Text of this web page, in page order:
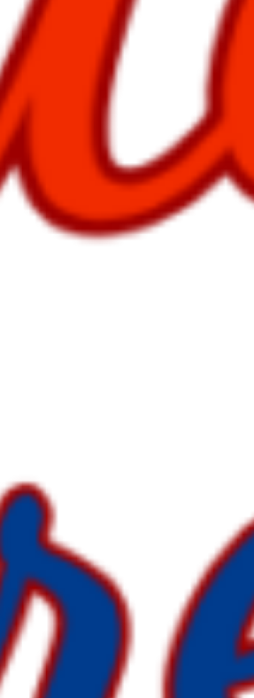
EMPRENDEDORA REAL
CON MIL IDEAS: LO QUE
TE DICEN
una visión diferente: una
real, flexible y con
como tú, que no caben en
mucho que ofrecer al mundo.
LEER MÁS »